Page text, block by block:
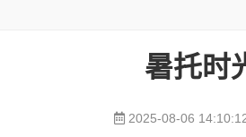
暑托时
2025-08-06